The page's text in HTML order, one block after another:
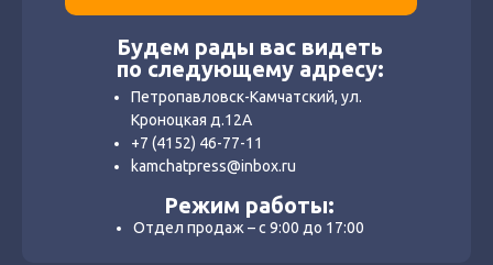
Петропавловск-Камчатский, ул.
Кроноцкая д.12А
+7 (4152) 46-77-11
kamchatpress@inbox.ru
Будем рады вас видеть
по следующему адресу:
Отдел продаж – с 9:00 до 17:00
Режим работы: